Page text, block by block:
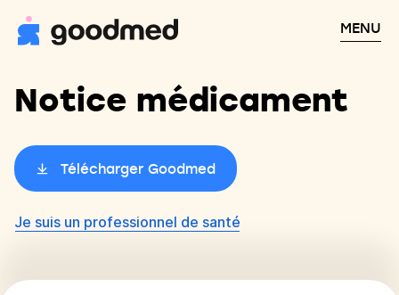
MENU
Notice médicament
Télécharger Goodmed
Je suis un professionnel de santé